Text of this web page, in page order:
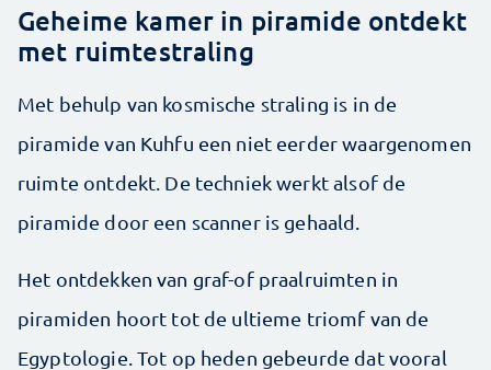
Geheime kamer in piramide ontdekt
met ruimtestraling
Met behulp van kosmische straling is in de
piramide van Kuhfu een niet eerder waargenomen
ruimte ontdekt. De techniek werkt alsof de
piramide door een scanner is gehaald.
Het ontdekken van graf-of praalruimten in
piramiden hoort tot de ultieme triomf van de
Egyptologie. Tot op heden gebeurde dat vooral